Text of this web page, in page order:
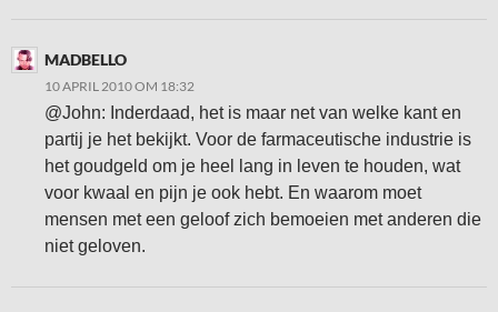
MADBELLO
10 APRIL 2010 OM 18:32
@John: Inderdaad, het is maar net van welke kant en
partij je het bekijkt. Voor de farmaceutische industrie is
het goudgeld om je heel lang in leven te houden, wat
voor kwaal en pijn je ook hebt. En waarom moet
mensen met een geloof zich bemoeien met anderen die
niet geloven.